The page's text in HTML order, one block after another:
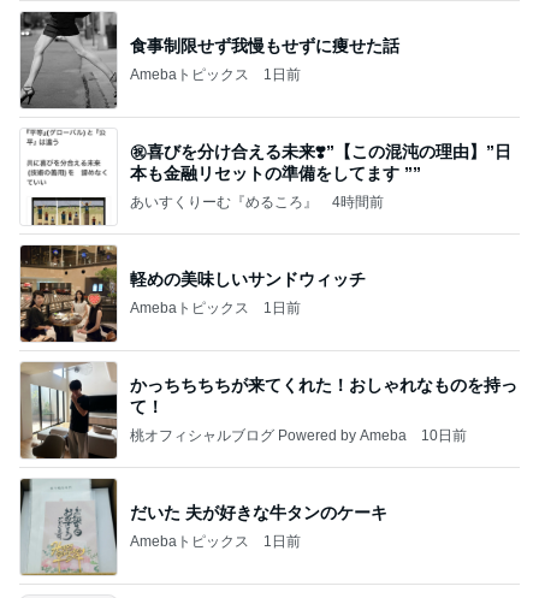
食事制限せず我慢もせずに痩せた話
Amebaトピックス 1日前
㊗️喜びを分け合える未来❣️”【この混沌の理由】”⽇
本も⾦融リセットの準備をしてます ””
あいすくりーむ『めるころ』 4時間前
軽めの美味しいサンドウィッチ
Amebaトピックス 1日前
かっちちちちが来てくれた！おしゃれなものを持っ
て！
桃オフィシャルブログ Powered by Ameba 10日前
だいた 夫が好きな牛タンのケーキ
Amebaトピックス 1日前